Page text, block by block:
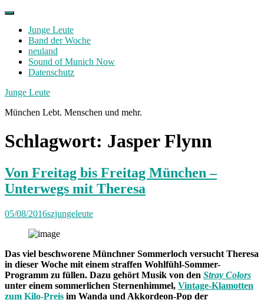
Skip
contentJunge Leute
Band der Woche
neuland
Sound of Munich Now
Datenschutz
Facebook
Twitter
Instagram
Junge Leute
München Lebt. Menschen und mehr.
Schlagwort: Jasper Flynn
Von Freitag bis Freitag München –
Unterwegs mit Theresa
05/08/2016szjungeleute
Das viel beschworene Münchner Sommerloch versucht Theresa
in dieser Woche mit einem straffen Wohlfühl-Sommer-
Programm zu füllen. Dazu gehört Musik von den Stray Colors
unter einem sommerlichen Sternenhimmel, Vintage-Klamotten
zum Kilo-Preis im Wanda und Akkordeon-Pop der